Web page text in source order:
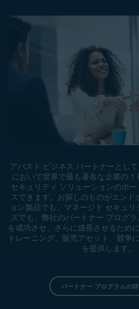
アバスト ビジネス パートナーとし
において世界で最も著名な企業の 1
セキュリティ ソリューションのポ
スできます。お探しのものがエンド
ョン製品でも、マネージド セキュ
ズでも、弊社のパートナー プログ
を成功させ、さらに成長させるため
トレーニング、販売アセット、競争
を提供します。
パートナー プログラムの